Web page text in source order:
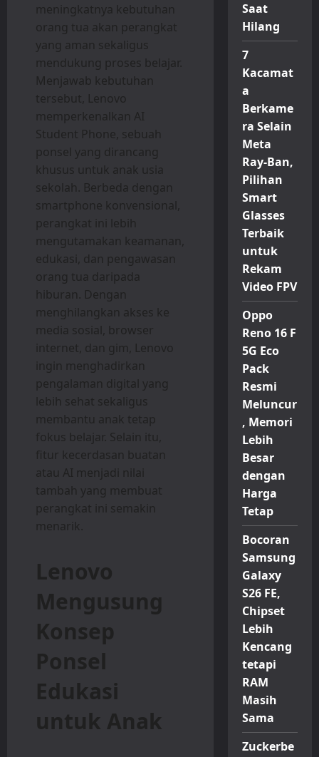
meningkatnya kebutuhan
orang tua akan perangkat
yang aman sekaligus
mendukung proses belajar.
Menjawab kebutuhan
tersebut, Lenovo
memperkenalkan AI
Student Phone, sebuah
ponsel yang dirancang
khusus untuk anak usia
sekolah. Berbeda dengan
smartphone konvensional,
perangkat ini lebih
mengutamakan keamanan,
edukasi, dan pengawasan
orang tua daripada
hiburan. Dengan
menghilangkan akses ke
media sosial, browser
internet, dan gim, Lenovo
ingin menghadirkan
pengalaman digital yang
lebih sehat sekaligus
membantu anak tetap
fokus belajar. Selain itu,
fitur kecerdasan buatan
atau AI menjadi nilai
tambah yang membuat
perangkat ini semakin
menarik.
Lenovo
Mengusung
Konsep
Ponsel
Edukasi
untuk Anak
Saat
Hilang
7
Kacamat
a
Berkame
ra Selain
Meta
Ray-Ban,
Pilihan
Smart
Glasses
Terbaik
untuk
Rekam
Video FPV
Oppo
Reno 16 F
5G Eco
Pack
Resmi
Meluncur
, Memori
Lebih
Besar
dengan
Harga
Tetap
Bocoran
Samsung
Galaxy
S26 FE,
Chipset
Lebih
Kencang
tetapi
RAM
Masih
Sama
Zuckerbe